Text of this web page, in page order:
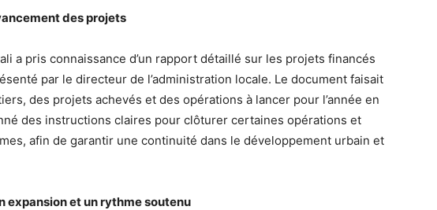
des projets
a pris connaissance d’un rapport détaillé sur les projets financés
par le directeur de l’administration locale. Le document faisait
des projets achevés et des opérations à lancer pour l’année en
des instructions claires pour clôturer certaines opérations et
afin de garantir une continuité dans le développement urbain et
expansion et un rythme soutenu